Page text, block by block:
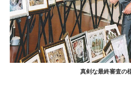
真剣な最終審査の